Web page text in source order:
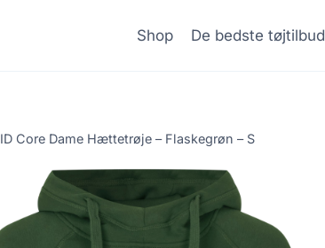
Shop De bedste tøjtilbud
ID Core Dame Hættetrøje – Flaskegrøn – S